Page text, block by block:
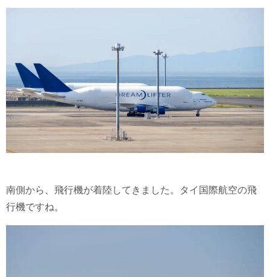
南側から、飛行機が着陸してきました。タイ国際航空の飛
行機ですね。